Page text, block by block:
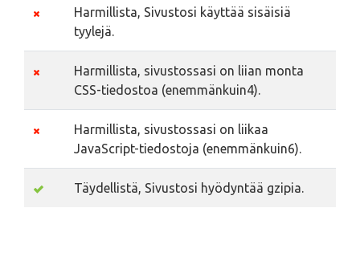
Harmillista, Sivustosi käyttää sisäisiä
tyylejä.
Harmillista, sivustossasi on liian monta
CSS-tiedostoa (enemmänkuin4).
Harmillista, sivustossasi on liikaa
JavaScript-tiedostoja (enemmänkuin6).
Täydellistä, Sivustosi hyödyntää gzipia.